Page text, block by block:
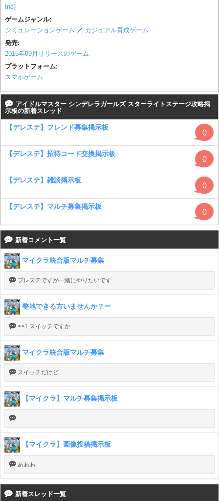
Inc)
ゲームジャンル:
シミュレーションゲーム ／ カジュアル育成ゲーム
発売:
2015年09月リリースのゲーム
プラットフォーム:
スマホゲーム
アイドルマスター シンデレラガールズ スターライトステージ攻略掲
示板の新着スレッド
【デレステ】フレンド募集掲示板
0
【デレステ】招待コード交換掲示板
0
【デレステ】雑談掲示板
0
【デレステ】マルチ募集掲示板
0
新着コメント一覧
マイクラ統合版マルチ募集
プレステですが一緒にやりたいです
整地できる方いませんか？ー
>>1 スイッチですか
マイクラ統合版マルチ募集
スイッチだけど
【マイクラ】マルチ募集掲示板
【マイクラ】画像投稿掲示板
あああ
新着スレッド一覧